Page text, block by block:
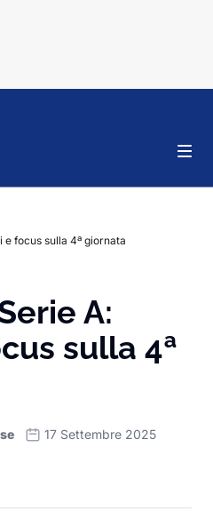
e focus sulla 4ª giornata
A:
sulla 4ª
17 Settembre 2025